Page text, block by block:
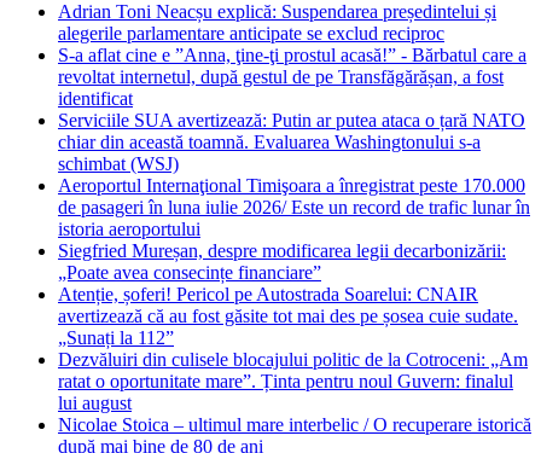
Adrian Toni Neacșu explică: Suspendarea președintelui și
alegerile parlamentare anticipate se exclud reciproc
S-a aflat cine e ”Anna, ţine-ţi prostul acasă!” - Bărbatul care a
revoltat internetul, după gestul de pe Transfăgărășan, a fost
identificat
Serviciile SUA avertizează: Putin ar putea ataca o țară NATO
chiar din această toamnă. Evaluarea Washingtonului s-a
schimbat (WSJ)
Aeroportul Internaţional Timişoara a înregistrat peste 170.000
de pasageri în luna iulie 2026/ Este un record de trafic lunar în
istoria aeroportului
Siegfried Mureșan, despre modificarea legii decarbonizării:
„Poate avea consecințe financiare”
Atenție, șoferi! Pericol pe Autostrada Soarelui: CNAIR
avertizează că au fost găsite tot mai des pe șosea cuie sudate.
„Sunați la 112”
Dezvăluiri din culisele blocajului politic de la Cotroceni: „Am
ratat o oportunitate mare”. Ținta pentru noul Guvern: finalul
lui august
Nicolae Stoica – ultimul mare interbelic / O recuperare istorică
după mai bine de 80 de ani